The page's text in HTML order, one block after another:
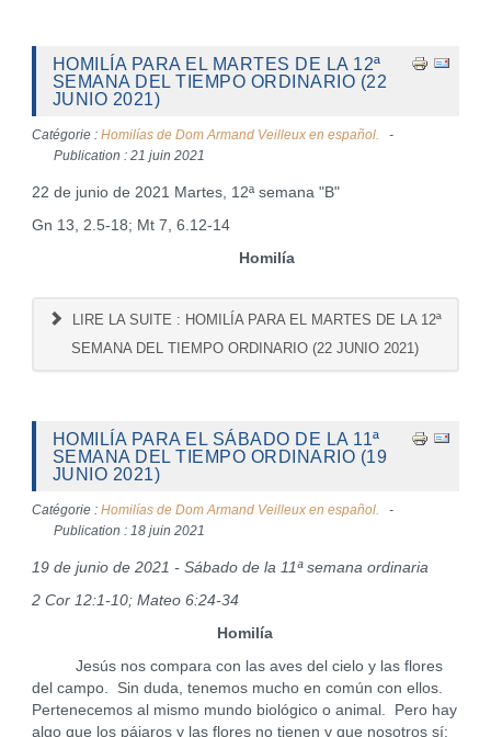
HOMILÍA PARA EL MARTES DE LA 12ª
SEMANA DEL TIEMPO ORDINARIO (22
JUNIO 2021)
Catégorie : Homilías de Dom Armand Veilleux en español.
Publication : 21 juin 2021
22 de junio de 2021 Martes, 12ª semana "B"
Gn 13, 2.5-18; Mt 7, 6.12-14
Homilía
LIRE LA SUITE : HOMILÍA PARA EL MARTES DE LA 12ª
SEMANA DEL TIEMPO ORDINARIO (22 JUNIO 2021)
HOMILÍA PARA EL SÁBADO DE LA 11ª
SEMANA DEL TIEMPO ORDINARIO (19
JUNIO 2021)
Catégorie : Homilías de Dom Armand Veilleux en español.
Publication : 18 juin 2021
19 de junio de 2021 - Sábado de la 11ª semana ordinaria
2 Cor 12:1-10; Mateo 6:24-34
Homilía
Jesús nos compara con las aves del cielo y las flores
del campo. Sin duda, tenemos mucho en común con ellos.
Pertenecemos al mismo mundo biológico o animal. Pero hay
algo que los pájaros y las flores no tienen y que nosotros sí: